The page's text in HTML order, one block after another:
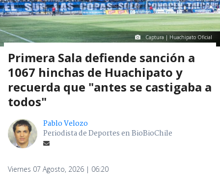
Captura | Huachipato Oficial
Primera Sala defiende sanción a
1067 hinchas de Huachipato y
recuerda que "antes se castigaba a
todos"
Pablo Velozo
Periodista de Deportes en BioBioChile
Viernes 07 Agosto, 2026 | 06:20